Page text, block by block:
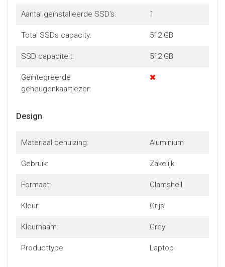
Aantal geïnstalleerde SSD's: 1
Total SSDs capacity: 512 GB
SSD capaciteit: 512 GB
Geïntegreerde
geheugenkaartlezer:
Design
Materiaal behuizing: Aluminium
Gebruik: Zakelijk
Formaat: Clamshell
Kleur: Grijs
Kleurnaam: Grey
Producttype: Laptop